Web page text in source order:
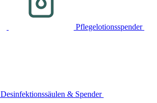
Pflegelotionsspender
Desinfektionssäulen & Spender